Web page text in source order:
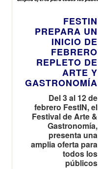
FESTIN
PREPARA UN
INICIO DE
FEBRERO
REPLETO DE
ARTE Y
GASTRONOMÍA
Del 3 al 12 de
febrero FestIN, el
Festival de Arte &
Gastronomía,
presenta una
amplia oferta para
todos los
públicos